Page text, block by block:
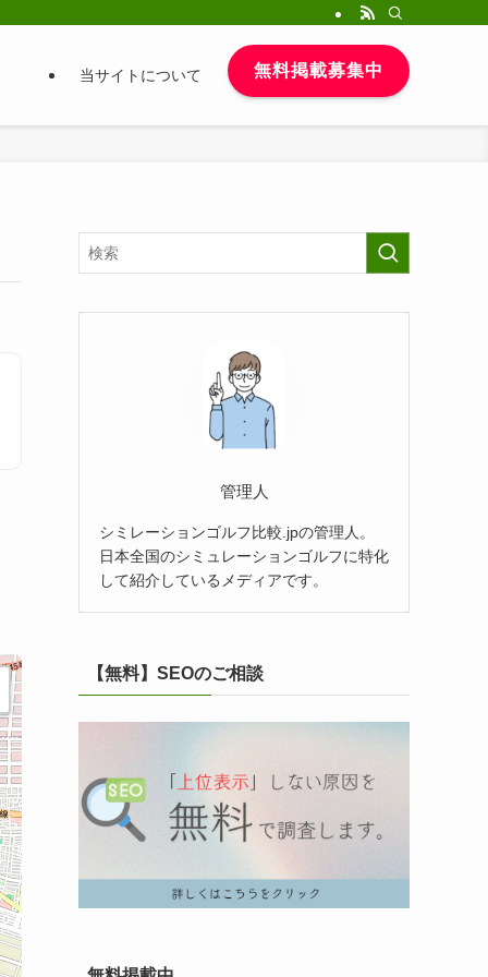
当サイトについて 無料掲載募集中
管理人
シミレーションゴルフ比較.jpの管理人。
日本全国のシミュレーションゴルフに特化
して紹介しているメディアです。
【無料】SEOのご相談